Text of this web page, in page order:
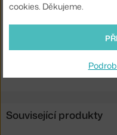
Podnož:
kov
Kód produktu
HAY-
Shopping from the EU?
Související produkty
cookies. Děkujeme.